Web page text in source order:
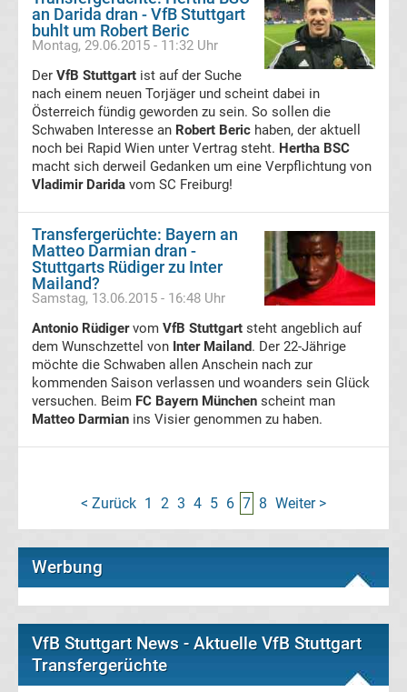
Viktoria
Köln
Transfergerüchte
Werder
Bremen
Transfergerüchte
VfB
Stuttgart
Transfergerüchte
Transfermarkt
Bundesliga
Stuttgart
Porträt
Transfergerüchte
international
Transfergerüchte
an Darida dran - VfB Stuttgart
buhlt um Robert Beric
Montag, 29.06.2015 - 11:32 Uhr
Der VfB Stuttgart ist auf der Suche
nach einem neuen Torjäger und scheint dabei in
Österreich fündig geworden zu sein. So sollen die
Schwaben Interesse an Robert Beric haben, der aktuell
noch bei Rapid Wien unter Vertrag steht. Hertha BSC
macht sich derweil Gedanken um eine Verpflichtung von
Vladimir Darida vom SC Freiburg!
Transfergerüchte: Bayern an
Matteo Darmian dran -
Stuttgarts Rüdiger zu Inter
Mailand?
Samstag, 13.06.2015 - 16:48 Uhr
Antonio Rüdigervom VfB Stuttgart steht angeblich auf
dem Wunschzettel von Inter Mailand. Der 22-Jährige
möchte die Schwaben allen Anschein nach zur
kommenden Saison verlassen und woanders sein Glück
versuchen. Beim FC Bayern München scheint man
Matteo Darmian ins Visier genommen zu haben.
< Zurück 1 2 3 4 5 6 7 8 Weiter >
Werbung
VfB Stuttgart News - Aktuelle VfB Stuttgart
Transfergerüchte